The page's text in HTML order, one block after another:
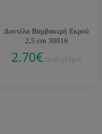
Δαντέλα Βαμβακερή Εκρού
2,5 cm 30016
2.70€ ανά μέτρο